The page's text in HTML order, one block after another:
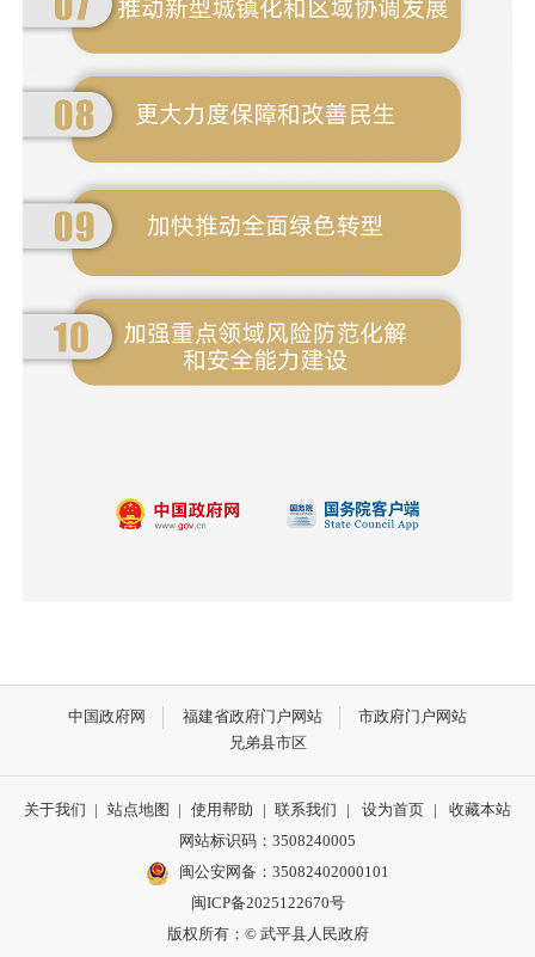
中国政府网 福建省政府门户网站
市政府门户网站
兄弟县市区
关于我们 | 站点地图 | 使用帮助 | 联系我们 | 设为首页 |
收藏本站
网站标识码：3508240005
闽公安网备：35082402000101
闽ICP备2025122670号
版权所有：© 武平县人民政府